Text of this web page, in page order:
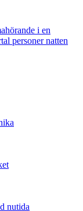
i en
personer natten
nutida